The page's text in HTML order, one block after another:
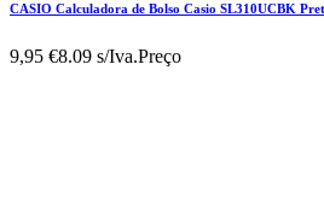
CASIO Calculadora de Bolso Casio SL310UCBK
9,95 €8.09 s/Iva.Preço